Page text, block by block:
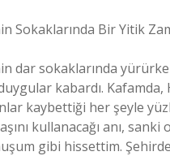
Sokaklarında Bir Yitik
dar sokaklarında
kabardı. Kafamda,
kaybettiği her şeyle
kullanacağı anı, sanki
gibi hissettim.